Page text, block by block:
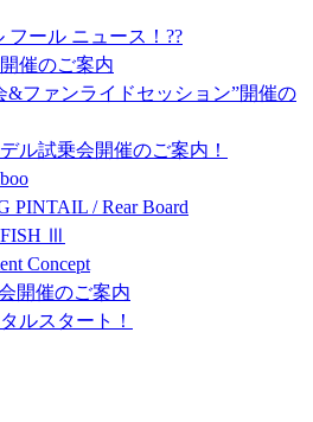
フール ニュース！??
催のご案内
&ファンライドセッション”開催の
ル試乗会開催のご案内！
PINTAIL / Rear Board
Ⅲ
Concept
開催のご案内
ルスタート！